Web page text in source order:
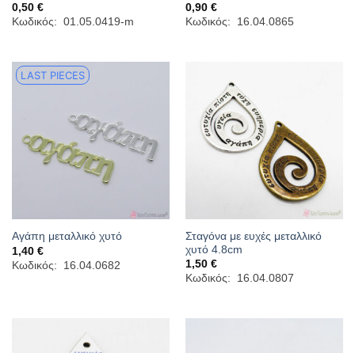
0,50 €
Κωδικός: 01.05.0419-m
0,90 €
Κωδικός: 16.04.0865
LAST PIECES
Αγάπη μεταλλικό χυτό
1,40 €
Κωδικός: 16.04.0682
Σταγόνα με ευχές μεταλλικό
χυτό 4.8cm
1,50 €
Κωδικός: 16.04.0807